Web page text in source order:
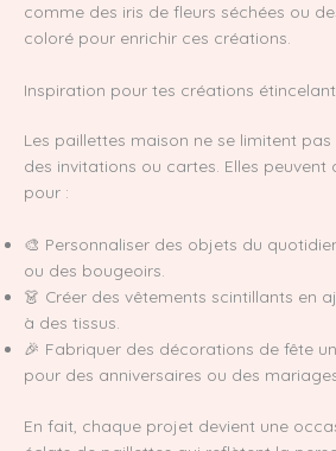
comme des iris de fleurs séchées ou
coloré pour enrichir ces créations.
Inspiration pour tes créations
Les paillettes maison ne se limitent
des invitations ou cartes. Elles peuvent
pour :
🎨 Personnaliser des objets du
ou des bougeoirs.
👗 Créer des vêtements scintillants en
à des tissus.
🎉 Fabriquer des décorations de fête
pour des anniversaires ou des
En fait, chaque projet devient une